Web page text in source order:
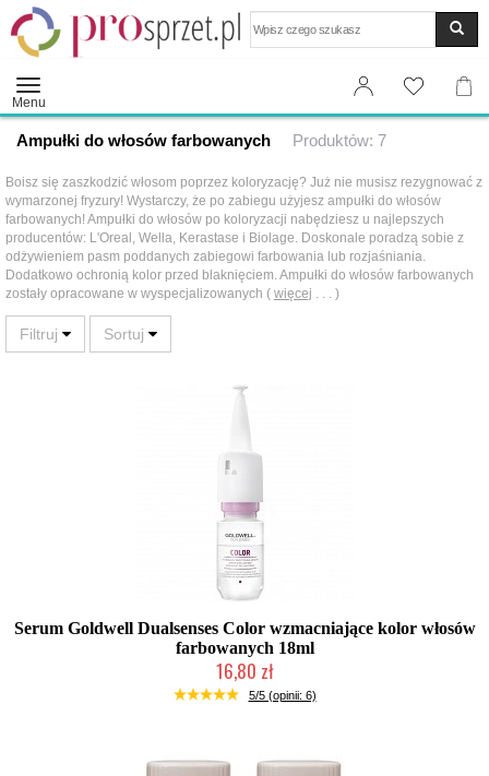
Menu
Ampułki do włosów farbowanych Produktów: 7
Boisz się zaszkodzić włosom poprzez koloryzację? Już nie musisz rezygnować z
wymarzonej fryzury! Wystarczy, że po zabiegu użyjesz ampułki do włosów
farbowanych! Ampułki do włosów po koloryzacji nabędziesz u najlepszych
producentów: L'Oreal, Wella, Kerastase i Biolage. Doskonale poradzą sobie z
odżywieniem pasm poddanych zabiegowi farbowania lub rozjaśniania.
Dodatkowo ochronią kolor przed blaknięciem. Ampułki do włosów farbowanych
zostały opracowane w wyspecjalizowanych ( więcej . . . )
Serum Goldwell Dualsenses Color wzmacniające kolor włosów
farbowanych 18ml
16,80 zł
Duża ilość (wysyłka w 24h)
5/5 (opinii: 6)